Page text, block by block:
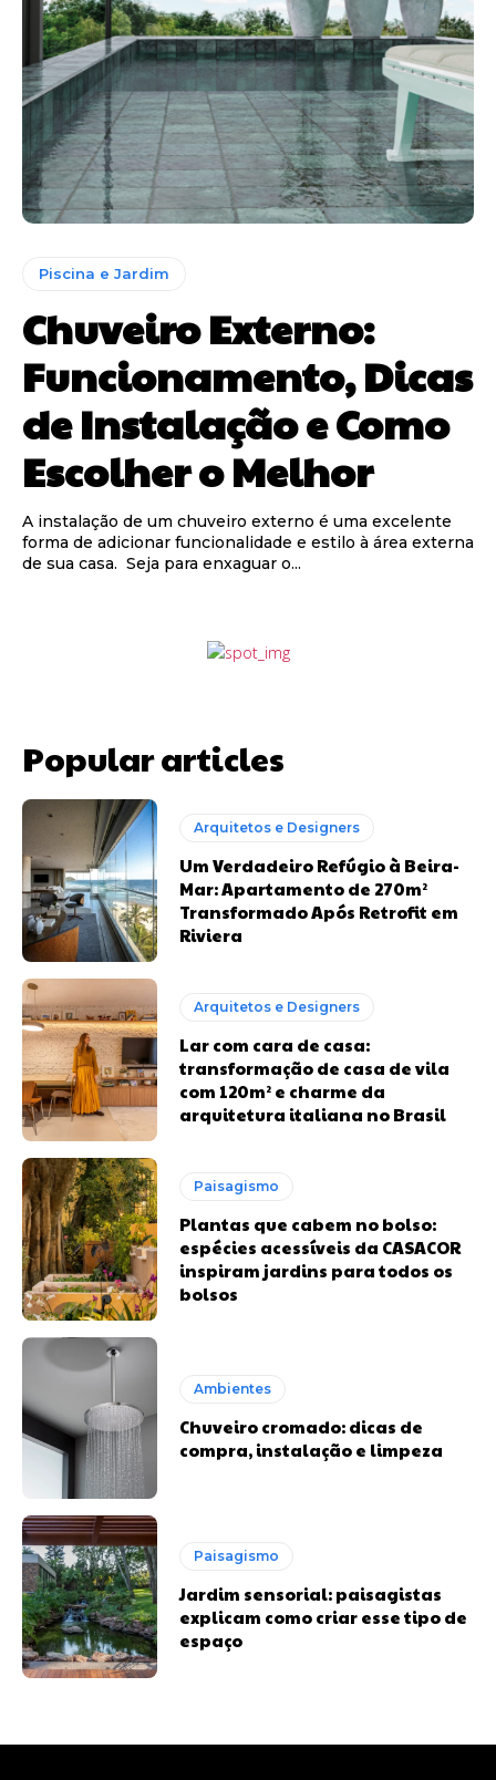
Piscina e Jardim
Chuveiro Externo:
Funcionamento, Dicas
de Instalação e Como
Escolher o Melhor
A instalação de um chuveiro externo é uma excelente
forma de adicionar funcionalidade e estilo à área externa
de sua casa. Seja para enxaguar o...
Popular articles
Arquitetos e Designers
Um Verdadeiro Refúgio à Beira-
Mar: Apartamento de 270m²
Transformado Após Retrofit em
Riviera
Arquitetos e Designers
Lar com cara de casa:
transformação de casa de vila
com 120m² e charme da
arquitetura italiana no Brasil
Paisagismo
Plantas que cabem no bolso:
espécies acessíveis da CASACOR
inspiram jardins para todos os
bolsos
Ambientes
Chuveiro cromado: dicas de
compra, instalação e limpeza
Paisagismo
Jardim sensorial: paisagistas
explicam como criar esse tipo de
espaço